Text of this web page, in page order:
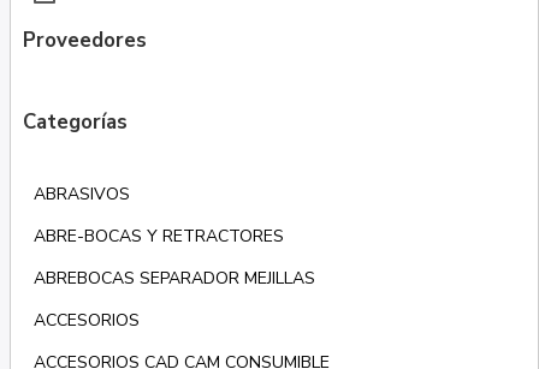
Proveedores
Categorías
ABRASIVOS
ABRE-BOCAS Y RETRACTORES
ABREBOCAS SEPARADOR MEJILLAS
ACCESORIOS
ACCESORIOS CAD CAM CONSUMIBLE